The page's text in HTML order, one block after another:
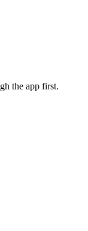
the app first.